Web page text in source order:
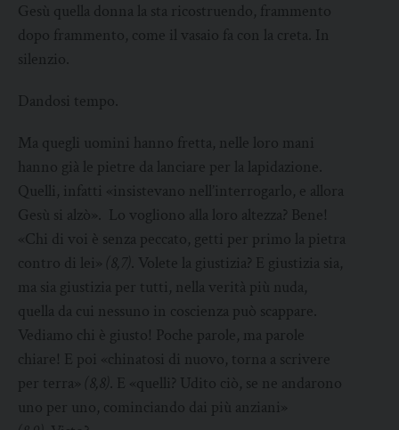
Gesù quella donna la sta ricostruendo, frammento
dopo frammento, come il vasaio fa con la creta. In
silenzio.
Dandosi tempo.
Ma quegli uomini hanno fretta, nelle loro mani
hanno già le pietre da lanciare per la lapidazione.
Quelli, infatti «insistevano nell’interrogarlo, e allora
Gesù si alzò». Lo vogliono alla loro altezza? Bene!
«Chi di voi è senza peccato, getti per primo la pietra
contro di lei»
(8,7) . Volete la giustizia? E giustizia sia,
ma sia giustizia per tutti, nella verità più nuda,
quella da cui nessuno in coscienza può scappare.
Vediamo chi è giusto! Poche parole, ma parole
chiare! E poi «chinatosi di nuovo, torna a scrivere
per terra»
(8,8)
. E «quelli? Udito ciò, se ne andarono
uno per uno, cominciando dai più anziani»